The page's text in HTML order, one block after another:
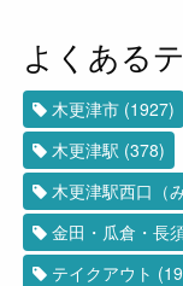
よくある
木更津市 (1927)
木更津駅 (378)
木更津駅西口（
金田・瓜倉・長
テイクアウト